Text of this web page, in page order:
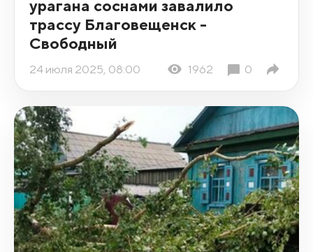
урагана соснами завалило
трассу Благовещенск -
Свободный
24 июля 2025, 08:00 1962 0